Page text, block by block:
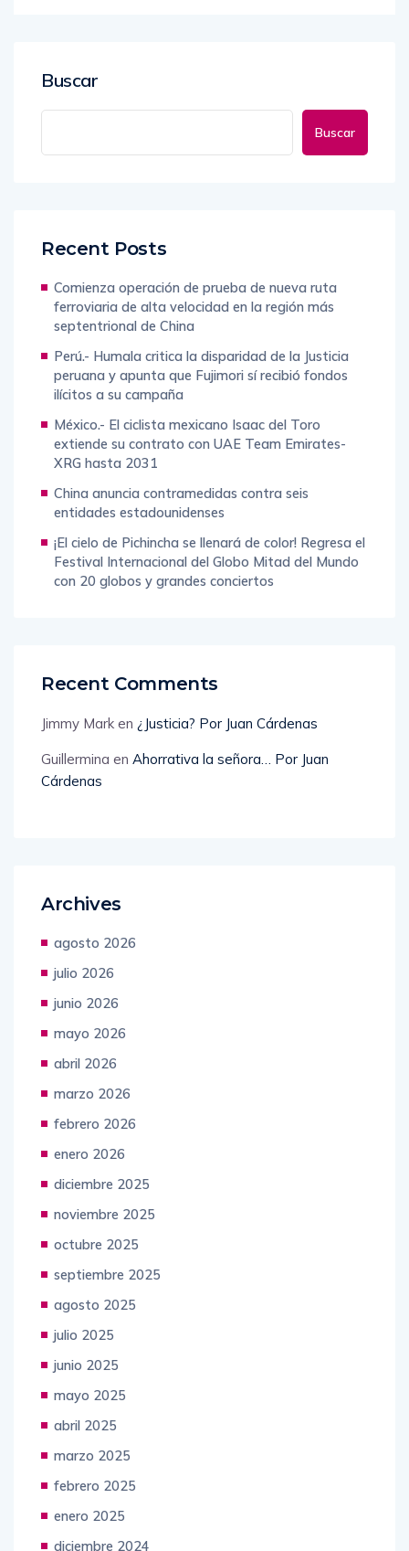
Buscar
Buscar
Recent Posts
Comienza operación de prueba de nueva ruta
ferroviaria de alta velocidad en la región más
septentrional de China
Perú.- Humala critica la disparidad de la Justicia
peruana y apunta que Fujimori sí recibió fondos
ilícitos a su campaña
México.- El ciclista mexicano Isaac del Toro
extiende su contrato con UAE Team Emirates-
XRG hasta 2031
China anuncia contramedidas contra seis
entidades estadounidenses
¡El cielo de Pichincha se llenará de color! Regresa el
Festival Internacional del Globo Mitad del Mundo
con 20 globos y grandes conciertos
Recent Comments
Jimmy Mark en ¿Justicia? Por Juan Cárdenas
Guillermina en Ahorrativa la señora… Por Juan
Cárdenas
Archives
agosto 2026
julio 2026
junio 2026
mayo 2026
abril 2026
marzo 2026
febrero 2026
enero 2026
diciembre 2025
noviembre 2025
octubre 2025
septiembre 2025
agosto 2025
julio 2025
junio 2025
mayo 2025
abril 2025
marzo 2025
febrero 2025
enero 2025
diciembre 2024